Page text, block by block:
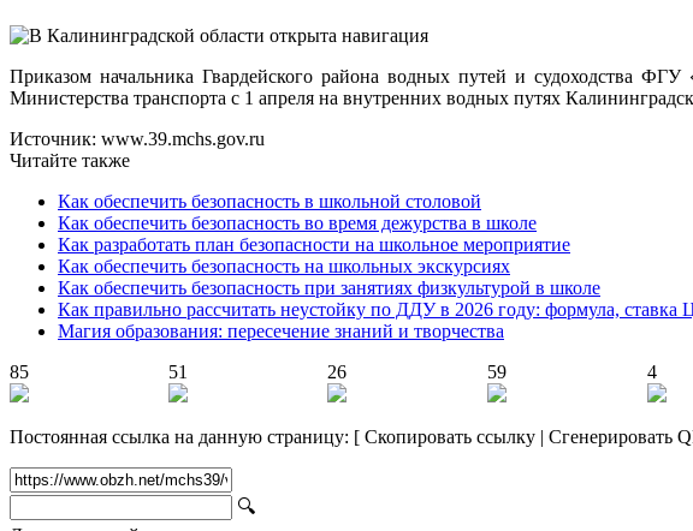
Приказом начальника Гвардейского района водных путей и судоходства
Министерства транспорта с 1 апреля на внутренних водных путях
Источник: www.39.mchs.gov.ru
Читайте также
Как обеспечить безопасность в школьной столовой
Как обеспечить безопасность во время дежурства в школе
Как разработать план безопасности на школьное мероприятие
Как обеспечить безопасность на школьных экскурсиях
Как обеспечить безопасность при занятиях физкультурой в школе
Как правильно рассчитать неустойку по ДДУ в 2026 году: формула, ставка
Магия образования: пересечение знаний и творчества
85
51 26 59 4
Постоянная ссылка на данную страницу: [ Скопировать ссылку | Сгенерировать
🔍